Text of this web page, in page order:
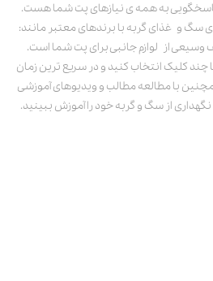
پاسخگویی به همه ی نیازهای پت شما هست.
سگ و غذای گربه با برندهای معتبر مانند:
وسیعی از لوازم جانبی برای پت شما است.
چند کلیک انتخاب کنید و در سریع ترین زمان
با مطالعه مطالب و ویدیوهای آموزشی
از سگ و گربه خود را آموزش ببینید.